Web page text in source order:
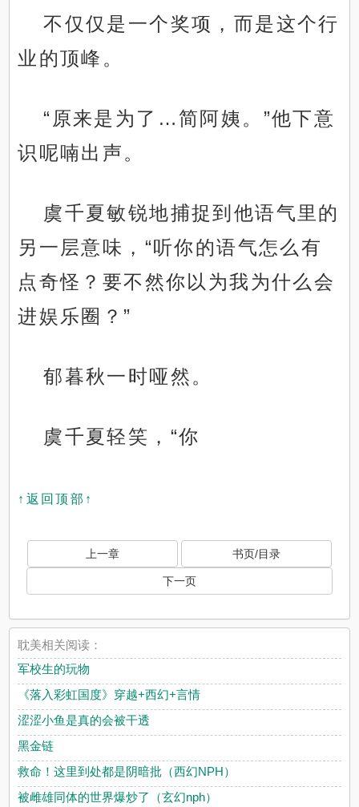
不仅仅是一个奖项，而是这个行
业的顶峰。
“原来是为了…简阿姨。”他下意
识呢喃出声。
虞千夏敏锐地捕捉到他语气里的
另一层意味，“听你的语气怎么有
点奇怪？要不然你以为我为什么会
进娱乐圈？”
郁暮秋一时哑然。
虞千夏轻笑，“你
↑返回顶部↑
上一章 书页/目录
下一页
耽美相关阅读：
军校生的玩物
《落入彩虹国度》穿越+西幻+言情
涩涩小鱼是真的会被干透
黑金链
救命！这里到处都是阴暗批（西幻NPH）
被雌雄同体的世界爆炒了（玄幻nph）